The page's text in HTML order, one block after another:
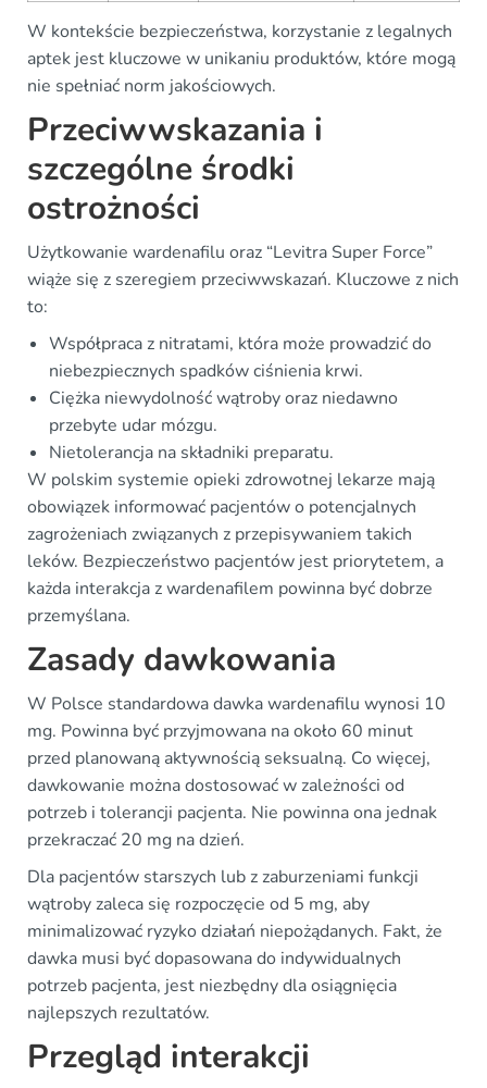
W kontekście bezpieczeństwa, korzystanie z legalnych
aptek jest kluczowe w unikaniu produktów, które mogą
nie spełniać norm jakościowych.
Przeciwwskazania i
szczególne środki
ostrożności
Użytkowanie wardenafilu oraz “Levitra Super Force”
wiąże się z szeregiem przeciwwskazań. Kluczowe z nich
to:
Współpraca z nitratami, która może prowadzić do
niebezpiecznych spadków ciśnienia krwi.
Ciężka niewydolność wątroby oraz niedawno
przebyte udar mózgu.
Nietolerancja na składniki preparatu.
W polskim systemie opieki zdrowotnej lekarze mają
obowiązek informować pacjentów o potencjalnych
zagrożeniach związanych z przepisywaniem takich
leków. Bezpieczeństwo pacjentów jest priorytetem, a
każda interakcja z wardenafilem powinna być dobrze
przemyślana.
Zasady dawkowania
W Polsce standardowa dawka wardenafilu wynosi 10
mg. Powinna być przyjmowana na około 60 minut
przed planowaną aktywnością seksualną. Co więcej,
dawkowanie można dostosować w zależności od
potrzeb i tolerancji pacjenta. Nie powinna ona jednak
przekraczać 20 mg na dzień.
Dla pacjentów starszych lub z zaburzeniami funkcji
wątroby zaleca się rozpoczęcie od 5 mg, aby
minimalizować ryzyko działań niepożądanych. Fakt, że
dawka musi być dopasowana do indywidualnych
potrzeb pacjenta, jest niezbędny dla osiągnięcia
najlepszych rezultatów.
Przegląd interakcji